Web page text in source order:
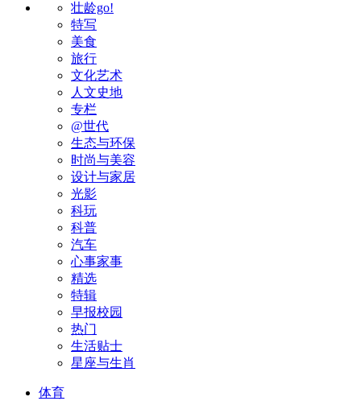
壮龄go!
特写
美食
旅行
文化艺术
人文史地
专栏
@世代
生态与环保
时尚与美容
设计与家居
光影
科玩
科普
汽车
心事家事
精选
特辑
早报校园
热门
生活贴士
星座与生肖
体育